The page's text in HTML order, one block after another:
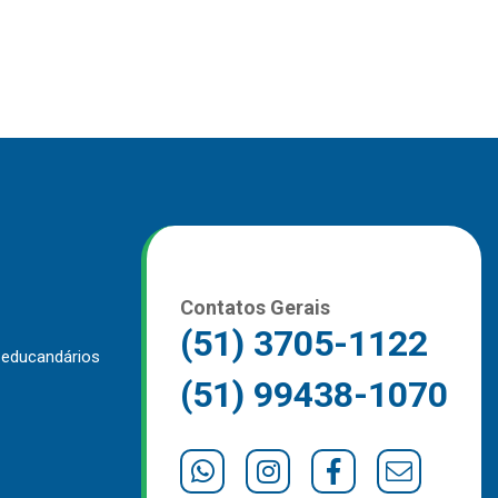
Contatos Gerais
(51) 3705-1122
(51) 99438-1070